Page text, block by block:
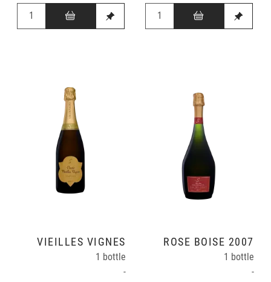
VIEILLES VIGNES
1 bottle
-
ROSÉ BOISÉ 2007
1 bottle
-